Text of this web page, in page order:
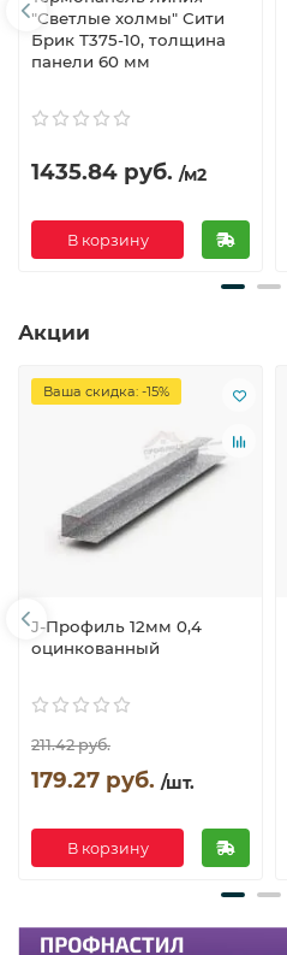
"Светлые холмы" Сити
Брик Т375-10, толщина
панели 60 мм
1435.84 руб. /м2
В корзину
Акции
Ваша скидка: -15%
J-Профиль 12мм 0,4
оцинкованный
211.42 руб.
179.27 руб. /шт.
В корзину